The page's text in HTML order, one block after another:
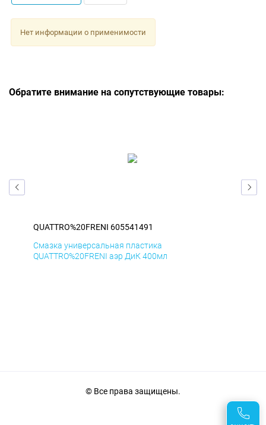
Нет информации о применимости
Обратите внимание на сопутствующие товары:
QUATTRO%20FRENI 605541491
Смазка универсальная пластика
QUATTRO%20FRENI аэр ДиК 400мл
© Все права защищены.